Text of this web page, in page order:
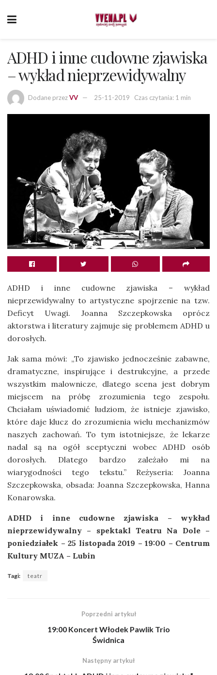
ADHD i inne cudowne zjawiska
– wykład nieprzewidywalny
Dodane przezVV 25-11-2019 Czas czytania: 1 min
ADHD i inne cudowne zjawiska – wykład
nieprzewidywalny to artystyczne spojrzenie na tzw.
Deficyt Uwagi. Joanna Szczepkowska oprócz
aktorstwa i literatury zajmuje się problemem ADHD u
dorosłych.
Jak sama mówi: „To zjawisko jednocześnie zabawne,
dramatyczne, inspirujące i destrukcyjne, a przede
wszystkim malownicze, dlatego scena jest dobrym
miejscem na próbę zrozumienia tego zespołu.
Chciałam uświadomić ludziom, że istnieje zjawisko,
które daje klucz do zrozumienia wielu mechanizmów
naszych zachowań. To tym istotniejsze, że lekarze
nadal są na ogół sceptyczni wobec ADHD osób
dorosłych. Dlatego bardzo zależało mi na
wiarygodności tego tekstu.” Reżyseria: Joanna
Szczepkowska, obsada: Joanna Szczepkowska, Hanna
Konarowska.
ADHD i inne cudowne zjawiska – wykład
nieprzewidywalny – spektakl Teatru Na Dole –
poniedziałek – 25 listopada 2019 – 19:00 – Centrum
Kultury MUZA – Lubin
Tagi: teatr
Poprzedni artykuł
19:00 Koncert Włodek Pawlik Trio
Świdnica
Następny artykuł